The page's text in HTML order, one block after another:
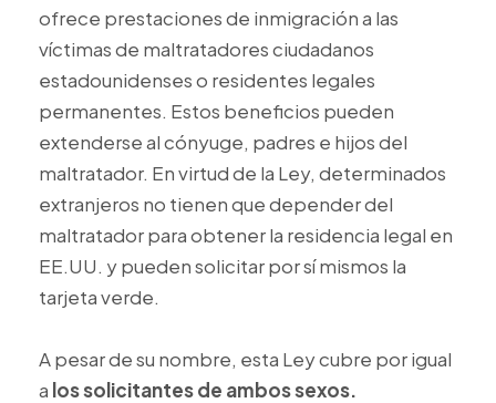
ofrece prestaciones de inmigración a las
víctimas de maltratadores ciudadanos
estadounidenses o residentes legales
permanentes. Estos beneficios pueden
extenderse al cónyuge, padres e hijos del
maltratador. En virtud de la Ley, determinados
extranjeros no tienen que depender del
maltratador para obtener la residencia legal en
EE.UU. y pueden solicitar por sí mismos la
tarjeta verde.
A pesar de su nombre, esta Ley cubre por igual
a los solicitantes de ambos sexos.